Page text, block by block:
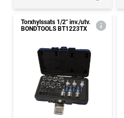
Torxhylssats 1/2" inv./utv.
BONDTOOLS BT1223TX